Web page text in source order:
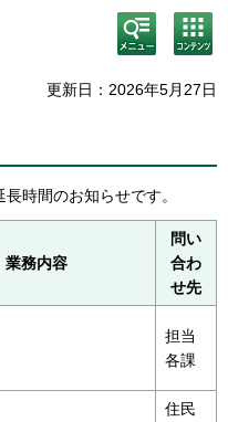
検
索・
メニ
コン
テン
ニュ
更新日：2026年5月27日
時間のお知らせです。
業務内容
問い
合わ
せ先
担当
各課
住民